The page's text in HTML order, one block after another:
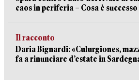
caos in periferia – Cosa è successo
Il racconto
Daria Bignardi: «Culurgiones,
fa a rinunciare d’estate in